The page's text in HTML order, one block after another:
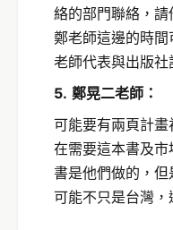
絡的部門聯絡，
鄭老師這邊的時
老師代表與出版社
5. 鄭晃二老師：
可能要有兩頁計
在需要這本書及
書是他們做的，但
可能不只是台灣，